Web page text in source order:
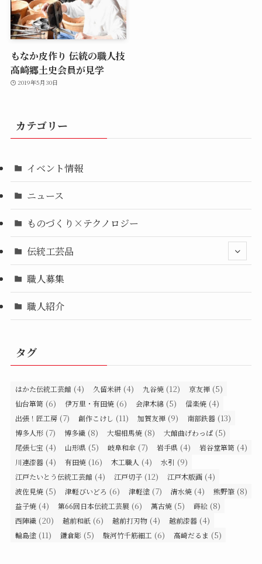
もなか皮作り 伝統の職人技
高崎郷土史会員が見学
2019年5月30日
カテゴリー
イベント情報
ニュース
ものづくり×テクノロジー
伝統工芸品
職人募集
職人紹介
タグ
はかた伝統工芸館 (4) 久留米絣 (4) 九谷焼 (12) 京友禅 (5)
仙台箪笥 (6) 伊万里・有田焼 (6) 会津木綿 (5) 信楽焼 (4)
出張！匠工房 (7) 創作こけし (11) 加賀友禅 (9) 南部鉄器 (13)
博多人形 (7) 博多織 (8) 大堀相馬焼 (8) 大館曲げわっぱ (5)
尾張七宝 (4) 山形県 (5) 岐阜和傘 (7) 岩手県 (4) 岩谷堂箪笥 (4)
川連漆器 (4) 有田焼 (16) 木工職人 (4) 水引 (9)
江戸たいとう伝統工芸館 (4) 江戸切子 (12) 江戸木版画 (4)
波佐見焼 (5) 津軽びいどろ (6) 津軽塗 (7) 清水焼 (4) 熊野筆 (8)
益子焼 (4) 第66回日本伝統工芸展 (6) 萬古焼 (5) 蒔絵 (8)
西陣織 (20) 越前和紙 (6) 越前打刃物 (4) 越前漆器 (4)
輪島塗 (11) 鎌倉彫 (5) 駿河竹千筋細工 (6) 高崎だるま (5)